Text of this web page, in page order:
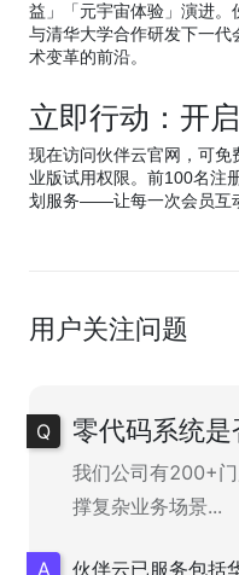
益」「元宇宙体验」演进。
与清华大学合作研发下一
术变革的前沿。
立即行动：开
现在访问伙伴云官网，可
业版试用权限。前100名注
划服务——让每一次会员互
用户关注问题
零代码系统是
我们公司有200+
撑复杂业务场景...
伙伴云已服务包括